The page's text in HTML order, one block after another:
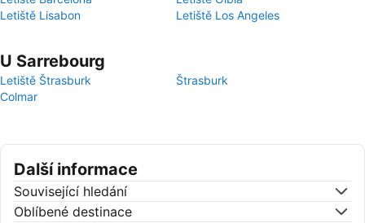
Letiště Lisabon
Letiště Los Angeles
U Sarrebourg
Letiště Štrasburk
Štrasburk
Colmar
Další informace
Související hledání
Oblíbené destinace